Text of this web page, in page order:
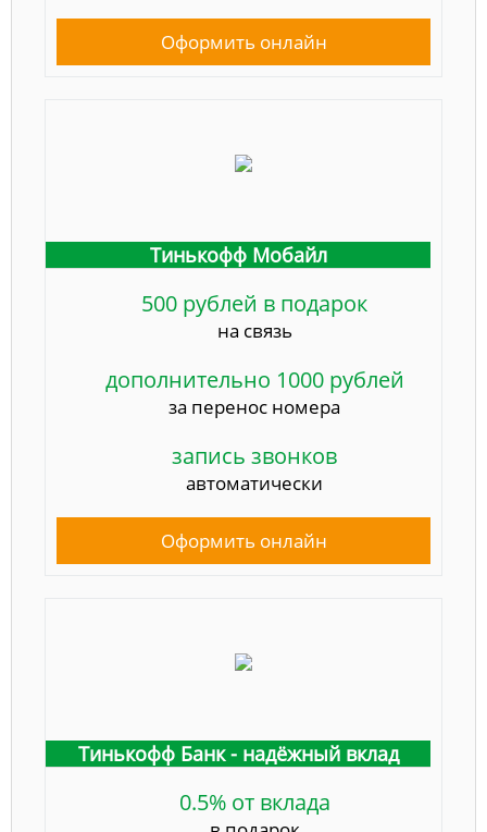
Оформить онлайн
Тинькофф Мобайл
500 рублей в подарок
на связь
дополнительно 1000 рублей
за перенос номера
запись звонков
автоматически
Оформить онлайн
Тинькофф Банк - надёжный вклад
0.5% от вклада